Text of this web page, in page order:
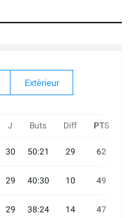
Extèrieur
J Buts Diff PTS
30 50:21 29 62
29 40:30 10 49
29 38:24 14 47